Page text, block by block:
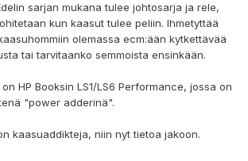
sarjan mukana tulee johtosarja ja rele,
kun kaasut tulee peliin. Ihmetyttää
olemassa ecm:ään kytkettävää
tai tarvitaanko semmoista ensinkään.
HP Booksin LS1/LS6 Performance, jossa on
"power adderinä".
kaasuaddikteja, niin nyt tietoa jakoon.